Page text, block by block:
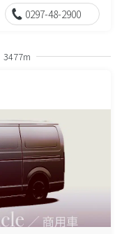
0297-48-2900
3477m